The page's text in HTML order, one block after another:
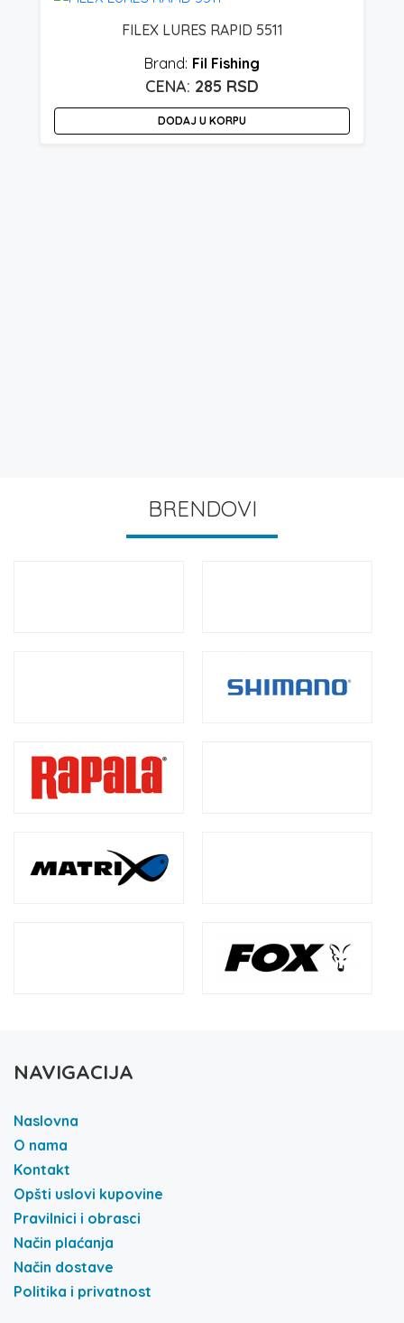
FILEX LURES RAPID 5511
Fil Fishing
285 RSD
DODAJ U KORPU
BRENDOVI
NAVIGACIJA
Naslovna
O nama
Kontakt
Opšti uslovi kupovine
Pravilnici i obrasci
Način plaćanja
Način dostave
Politika i privatnost